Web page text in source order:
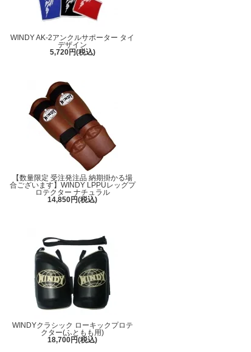
WINDY AK-2アンクルサポーター タイ
デザイン
5,720円(税込)
【数量限定 受注発注品 納期掛かる場
合ございます】WINDY LPPUレッグプ
ロテクター ナチュラル
14,850円(税込)
WINDYクラシック ローキックプロテ
クター(ふともも用)
18,700円(税込)